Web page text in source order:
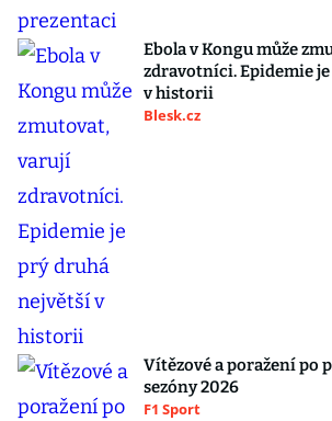
Ebola v Kongu může
zdravotníci. Epidemie
v historii
Blesk.cz
Vítězové a poražení po
sezóny 2026
F1 Sport